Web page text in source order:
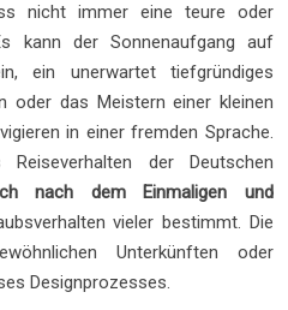
nicht immer eine teure oder
kann der Sonnenaufgang auf
ein unerwartet tiefgründiges
oder das Meistern einer kleinen
in einer fremden Sprache.
der Deutschen
nach dem Einmaligen und
vieler bestimmt. Die
Unterkünften oder
Designprozesses.